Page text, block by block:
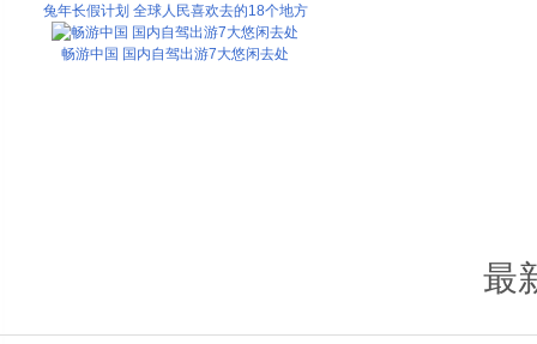
兔年长假计划 全球人民喜欢去的18个地方
畅游中国 国内自驾出游7大悠闲去处
最